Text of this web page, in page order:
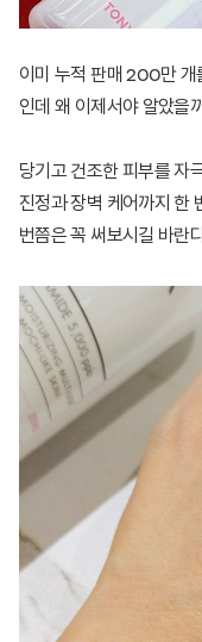
이미 누적 판매 200만 개
인데 왜 이제서야 알았을
당기고 건조한 피부를 자
진정과 장벽 케어까지 한
번쯤은 꼭 써보시길 바란